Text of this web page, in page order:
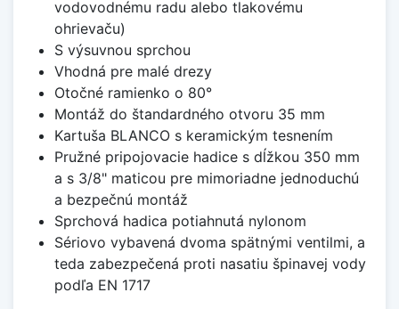
vodovodnému radu alebo tlakovému
ohrievaču)
S výsuvnou sprchou
Vhodná pre malé drezy
Otočné ramienko o 80°
Montáž do štandardného otvoru 35 mm
Kartuša BLANCO s keramickým tesnením
Pružné pripojovacie hadice s dĺžkou 350 mm
a s 3/8" maticou pre mimoriadne jednoduchú
a bezpečnú montáž
Sprchová hadica potiahnutá nylonom
Sériovo vybavená dvoma spätnými ventilmi, a
teda zabezpečená proti nasatiu špinavej vody
podľa EN 1717